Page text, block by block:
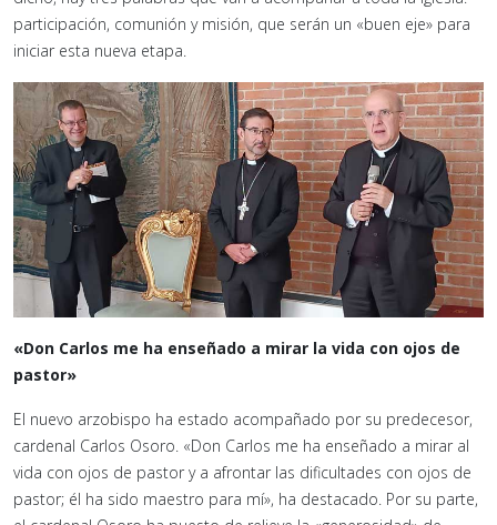
participación, comunión y misión, que serán un «buen eje» para
iniciar esta nueva etapa.
«Don Carlos me ha enseñado a mirar la vida con ojos de
pastor»
El nuevo arzobispo ha estado acompañado por su predecesor,
cardenal Carlos Osoro. «Don Carlos me ha enseñado a mirar al
vida con ojos de pastor y a afrontar las dificultades con ojos de
pastor; él ha sido maestro para mí», ha destacado. Por su parte,